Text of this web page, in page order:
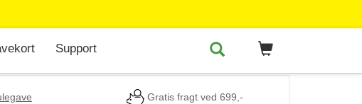
Support
Gratis fragt ved 699,-